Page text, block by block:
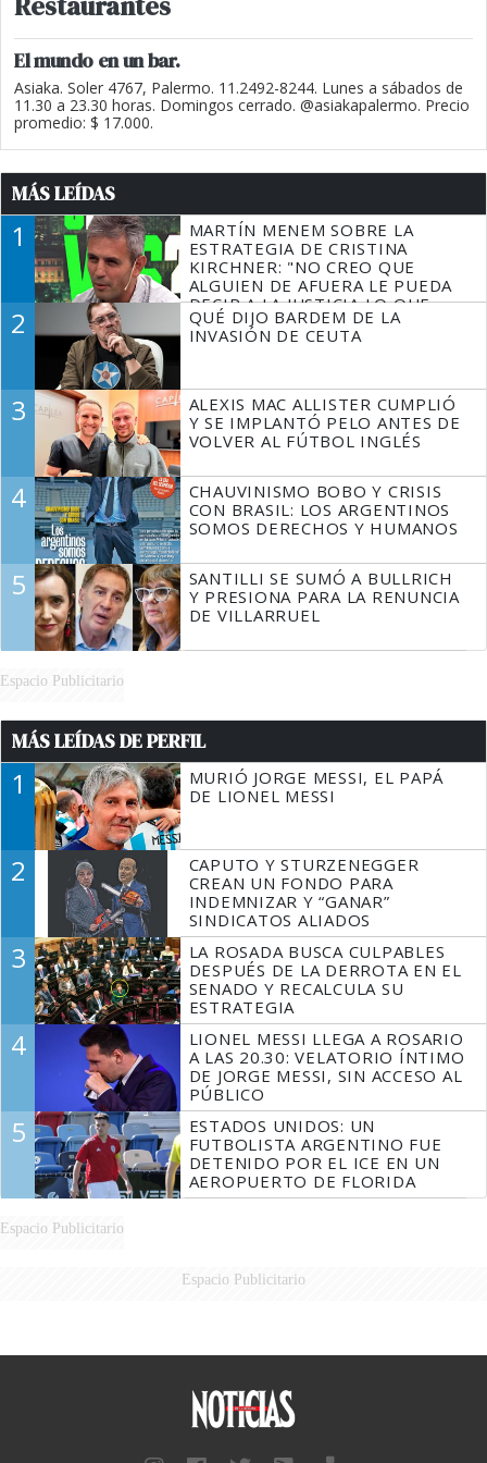
El mundo en un bar.
Asiaka. Soler 4767, Palermo. 11.2492-8244. Lunes a sábados de
11.30 a 23.30 horas. Domingos cerrado. @asiakapalermo. Precio
promedio: $ 17.000.
MÁS LEÍDAS
1
MARTÍN MENEM SOBRE LA
ESTRATEGIA DE CRISTINA
KIRCHNER: "NO CREO QUE
ALGUIEN DE AFUERA LE PUEDA
DECIR A LA JUSTICIA LO QUE
TIENE QUE HACER"
2
QUÉ DIJO BARDEM DE LA
INVASIÓN DE CEUTA
3
ALEXIS MAC ALLISTER CUMPLIÓ
Y SE IMPLANTÓ PELO ANTES DE
VOLVER AL FÚTBOL INGLÉS
4
CHAUVINISMO BOBO Y CRISIS
CON BRASIL: LOS ARGENTINOS
SOMOS DERECHOS Y HUMANOS
5
SANTILLI SE SUMÓ A BULLRICH
Y PRESIONA PARA LA RENUNCIA
DE VILLARRUEL
Espacio Publicitario
MÁS LEÍDAS DE PERFIL
1
MURIÓ JORGE MESSI, EL PAPÁ
DE LIONEL MESSI
2
CAPUTO Y STURZENEGGER
CREAN UN FONDO PARA
INDEMNIZAR Y “GANAR”
SINDICATOS ALIADOS
3
LA ROSADA BUSCA CULPABLES
DESPUÉS DE LA DERROTA EN EL
SENADO Y RECALCULA SU
ESTRATEGIA
4
LIONEL MESSI LLEGA A ROSARIO
A LAS 20.30: VELATORIO ÍNTIMO
DE JORGE MESSI, SIN ACCESO AL
PÚBLICO
5
ESTADOS UNIDOS: UN
FUTBOLISTA ARGENTINO FUE
DETENIDO POR EL ICE EN UN
AEROPUERTO DE FLORIDA
Espacio Publicitario
Espacio Publicitario